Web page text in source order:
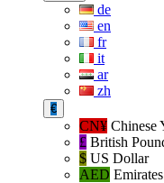
de
en
fr
it
ar
zh
€
CN¥ Chinese
£ British
$ US Dollar
AED